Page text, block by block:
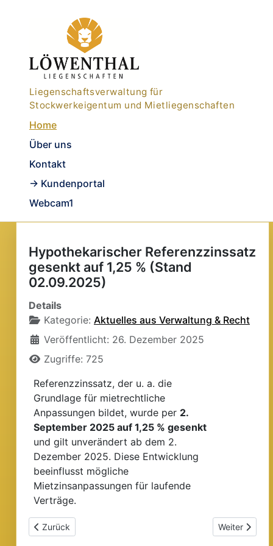
Liegenschaftsverwaltung für
Stockwerkeigentum und Mietliegenschaften
Home
Über uns
Kontakt
-> Kundenportal
Webcam1
Hypothekarischer Referenzzinssatz
gesenkt auf 1,25 % (Stand
02.09.2025)
Details
Kategorie: Aktuelles aus Verwaltung & Recht
Veröffentlicht: 26. Dezember 2025
Zugriffe: 725
Referenzzinssatz, der u. a. die
Grundlage für mietrechtliche
Anpassungen bildet, wurde per 2.
September 2025 auf 1,25 % gesenkt
und gilt unverändert ab dem 2.
Dezember 2025. Diese Entwicklung
beeinflusst mögliche
Mietzinsanpassungen für laufende
Verträge.
Vorheriger Beitrag: Vernehmlassung zur Revision des
Zurück Nächster
Weiter